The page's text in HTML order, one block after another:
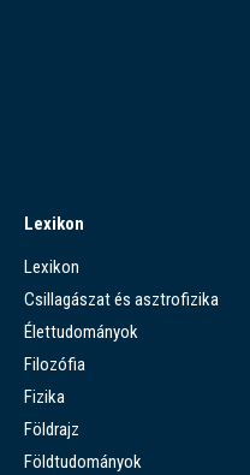
Lexikon
Lexikon
Csillagászat és asztrofizika
Élettudományok
Filozófia
Fizika
Földrajz
Földtudományok